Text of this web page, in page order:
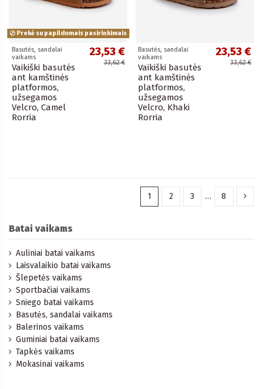
Prekė su papildomais pasirinkimais
Basutės, sandalai
vaikams
Vaikiški basutės
ant kamštinės
platformos,
užsegamos
Velcro, Camel
Rorria
23,53 €
33,62 €
Basutės, sandalai
vaikams
Vaikiški basutės
ant kamštinės
platformos,
užsegamos
Velcro, Khaki
Rorria
23,53 €
33,62 €
1 2 3 … 8
Batai vaikams
Auliniai batai vaikams
Laisvalaikio batai vaikams
Šlepetės vaikams
Sportbačiai vaikams
Sniego batai vaikams
Basutės, sandalai vaikams
Balerinos vaikams
Guminiai batai vaikams
Tapkės vaikams
Mokasinai vaikams